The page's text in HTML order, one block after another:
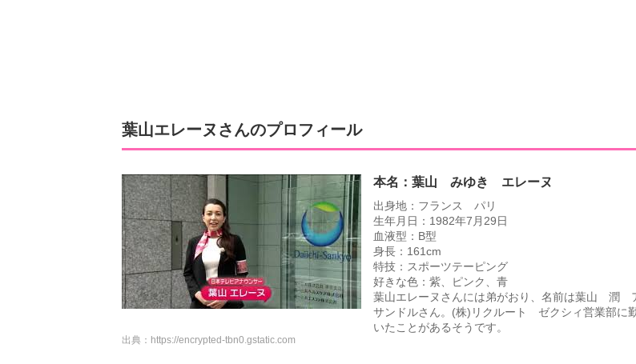
葉山エレーヌさんのプロフィール
本名：葉山 みゆき エレーヌ
出身地：フランス パリ
生年月日：1982年7月29日
血液型：B型
身長：161cm
特技：スポーツテーピング
好きな色：紫、ピンク、青
葉山エレーヌさんには弟がおり、名前は葉山 潤
サンドルさん。(株)リクルート ゼクシィ営業部に
いたことがあるそうです。
出典： https://encrypted-tbn0.gstatic.com